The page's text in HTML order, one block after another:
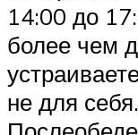
14:00 до
более чем
не для